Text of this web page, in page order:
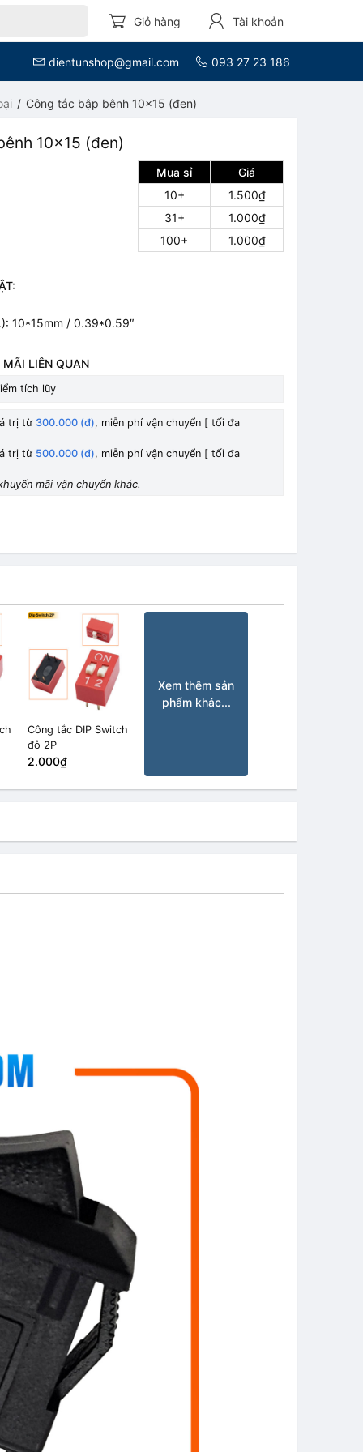
Giỏ hàng Tài khoản
dientunshop@gmail.com 093 27 23 186
Công tắc bập bênh 10x15 (đen)
10x15 (đen)
Mua sỉ
Giá
10+
1.500₫
31+
1.000₫
100+
1.000₫
10*15mm / 0.39*0.59″
MÃI LIÊN QUAN
tích lũy
trị từ 300.000 (đ), miễn phí vận chuyển [ tối đa
trị từ 500.000 (đ), miễn phí vận chuyển [ tối đa
mãi vận chuyển khác.
Công tắc DIP Switch
đỏ 2P
2.000₫
Xem thêm sản
phẩm khác...